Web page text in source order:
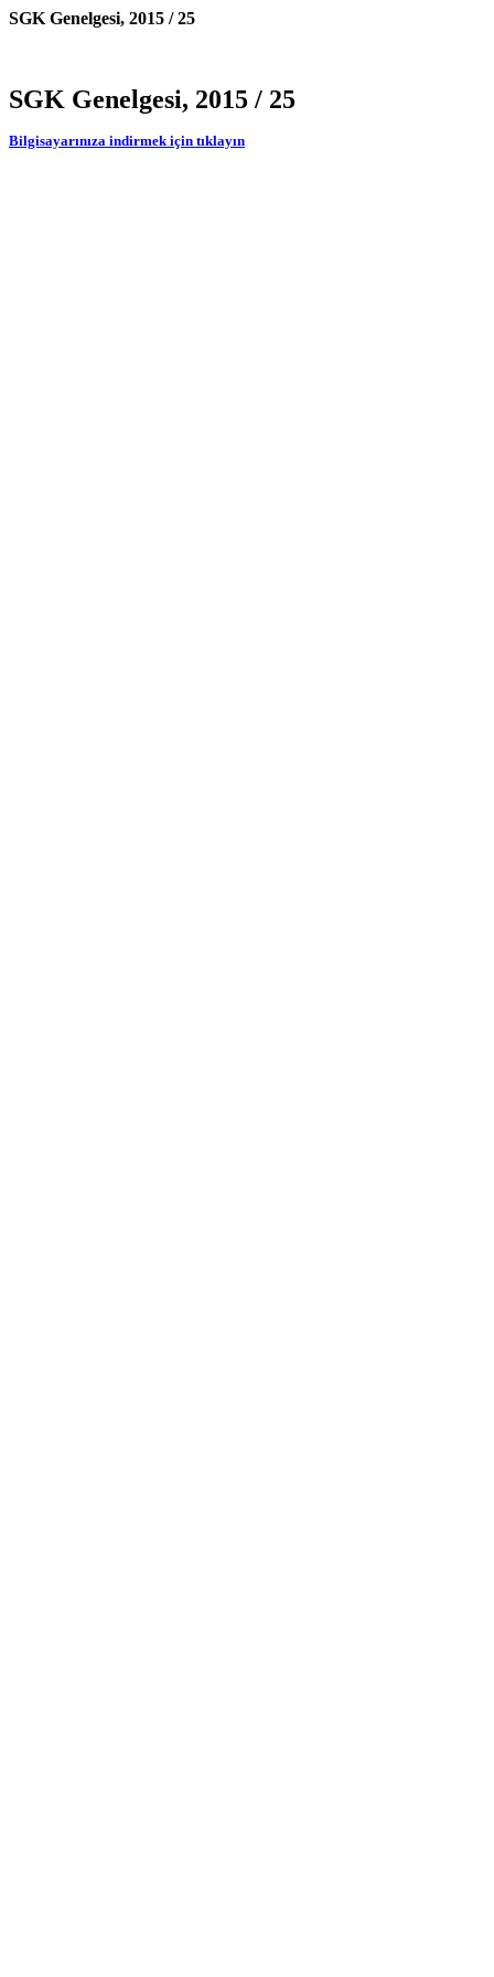
SGK Genelgesi, 2015 / 25
SGK Genelgesi, 2015 / 25
Bilgisayarınıza indirmek için tıklayın